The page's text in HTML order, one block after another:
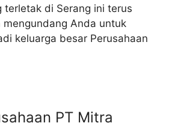
terletak di Serang ini terus
Anda untuk
keluarga besar Perusahaan
PT Mitra